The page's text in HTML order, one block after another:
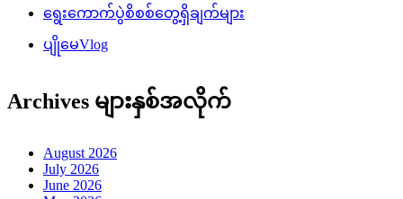
ရွေးကောက်ပွဲစိစစ်တွေ့ရှိချက်များ
ပျိုမေVlog
Archives များနှစ်အလိုက်
August 2026
July 2026
June 2026